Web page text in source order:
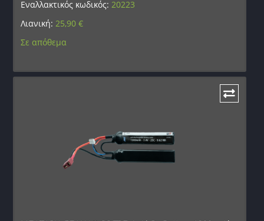
Εναλλακτικός κωδικός:20223
Λιανική:25,90€
Σε απόθεμα